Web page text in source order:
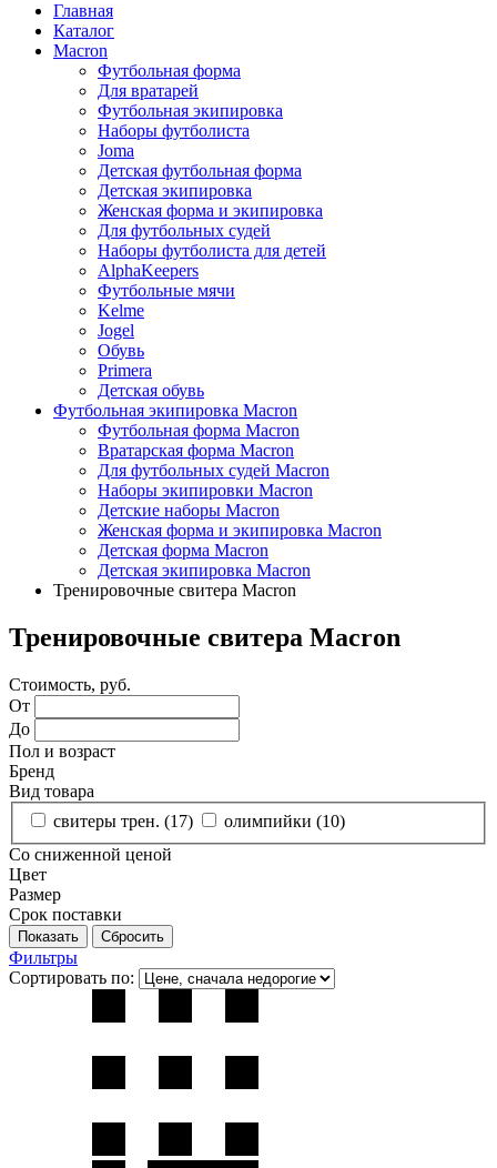
Главная
Каталог
Macron
Футбольная форма
Для вратарей
Футбольная экипировка
Наборы футболиста
Joma
Детская футбольная форма
Детская экипировка
Женская форма и экипировка
Для футбольных судей
Наборы футболиста для детей
AlphaKeepers
Футбольные мячи
Kelme
Jogel
Обувь
Primera
Детская обувь
Футбольная экипировка Macron
Футбольная форма Macron
Вратарская форма Macron
Для футбольных судей Macron
Наборы экипировки Macron
Детские наборы Macron
Женская форма и экипировка Macron
Детская форма Macron
Детская экипировка Macron
Тренировочные свитера Macron
Тренировочные свитера Macron
Стоимость, руб.
От
До
Пол и возраст
Бренд
Вид товара
свитеры трен. (17) олимпийки (10)
Со сниженной ценой
Цвет
Размер
Срок поставки
Фильтры
Сортировать по: